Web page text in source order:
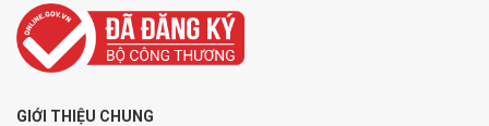
GIỚI THIỆU CHUNG